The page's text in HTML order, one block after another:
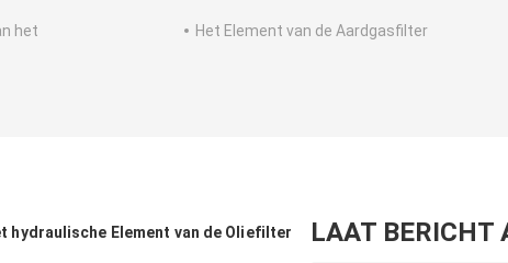
het
Het Element van de Aardgasfilter
hydraulische Element van de Oliefilter LAAT BERICHT